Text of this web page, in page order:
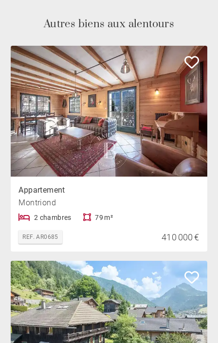
Autres biens aux alentours
Appartement
Montriond
2 chambres 79 m²
REF. AR0685 410 000 €